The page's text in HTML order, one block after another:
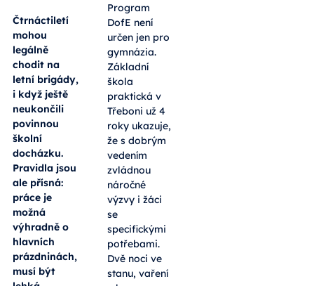
Čtrnáctiletí
mohou
legálně
chodit na
letní brigády,
i když ještě
neukončili
povinnou
školní
docházku.
Pravidla jsou
ale přísná:
práce je
možná
výhradně o
hlavních
prázdninách,
musí být
Program
DofE není
určen jen pro
gymnázia.
Základní
škola
praktická v
Třeboni už 4
roky ukazuje,
že s dobrým
vedením
zvládnou
náročné
výzvy i žáci
se
specifickými
potřebami.
Dvě noci ve
stanu, vaření